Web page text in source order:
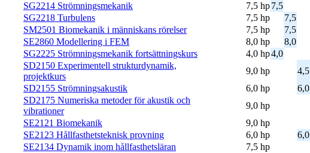
SG2214 Strömningsmekanik
7,5 hp7,5
SG2218 Turbulens
7,5 hp
7,5
SM2501 Biomekanik i människans rörelser
7,5 hp
7,5
SE2860 Modellering i FEM
8,0 hp
8,0
SG2225 Strömningsmekanik fortsättningskurs
4,0 hp4,0
SD2150 Experimentell strukturdynamik,
projektkurs
9,0 hp 4,5
SD2155 Strömningsakustik
6,0 hp
6,0
SD2175 Numeriska metoder för akustik och
vibrationer
9,0 hp
SE2121 Biomekanik
9,0 hp
SE2123 Hållfasthetsteknisk provning
6,0 hp
6,0
SE2134 Dynamik inom hållfasthetsläran
7,5 hp